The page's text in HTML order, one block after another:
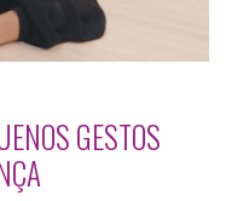
GESTOS